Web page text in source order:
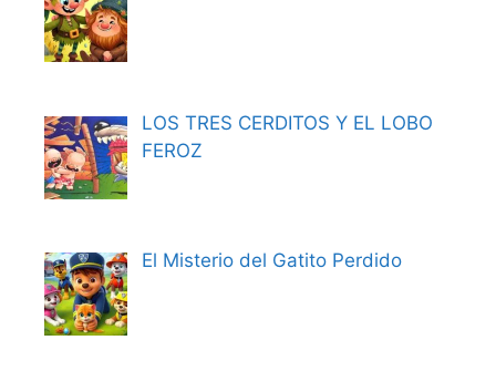
LOS TRES CERDITOS Y EL LOBO
FEROZ
El Misterio del Gatito Perdido